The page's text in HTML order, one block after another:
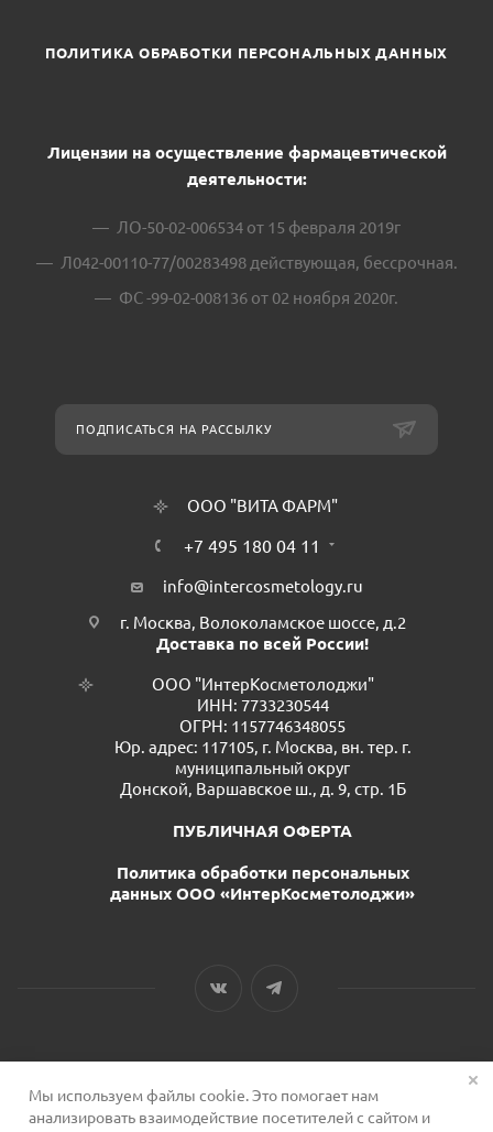
ПОЛИТИКА ОБРАБОТКИ ПЕРСОНАЛЬНЫХ ДАННЫХ
Лицензии на осуществление фармацевтической
деятельности:
ЛО-50-02-006534 от 15 февраля 2019г
Л042-00110-77/00283498 действующая, бессрочная.
ФС -99-02-008136 от 02 ноября 2020г.
ПОДПИСАТЬСЯ НА РАССЫЛКУ
ООО "ВИТА ФАРМ"
+7 495 180 04 11
info@intercosmetology.ru
г. Москва, Волоколамское шоссе, д.2
Доставка по всей России!
ООО "ИнтерКосметолоджи"
ИНН: 7733230544
ОГРН: 1157746348055
Юр. адрес: 117105, г. Москва, вн. тер. г.
муниципальный округ
Донской, Варшавское ш., д. 9, стр. 1Б
ПУБЛИЧНАЯ ОФЕРТА
Политика обработки персональных
данных ООО «ИнтерКосметолоджи»
2026 © Сервис для косметологов
Мы используем файлы cookie. Это помогает нам
анализировать взаимодействие посетителей с сайтом и